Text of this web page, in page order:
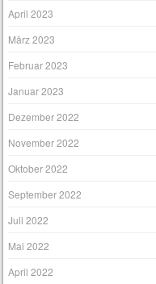
April 2023
März 2023
Februar 2023
Januar 2023
Dezember 2022
November 2022
Oktober 2022
September 2022
Juli 2022
Mai 2022
April 2022